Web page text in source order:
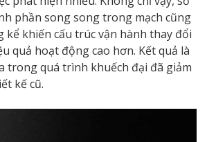
phần song song trong mạch cũng
kể khiến cấu trúc vận hành thay đổi
quả hoạt động cao hơn. Kết quả là
trong quá trình khuếch đại đã giảm
kế cũ.